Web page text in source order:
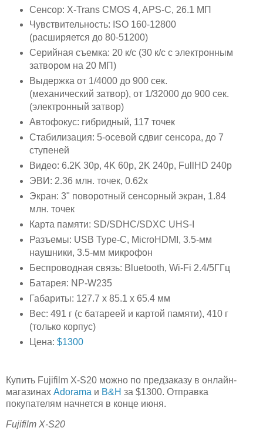
Сенсор: X-Trans CMOS 4, APS-C, 26.1 МП
Чувствительность: ISO 160-12800
(расширяется до 80-51200)
Серийная съемка: 20 к/с (30 к/с с электронным
затвором на 20 МП)
Выдержка от 1/4000 до 900 сек.
(механический затвор), от 1/32000 до 900 сек.
(электронный затвор)
Автофокус: гибридный, 117 точек
Стабилизация: 5-осевой сдвиг сенсора, до 7
ступеней
Видео: 6.2K 30p, 4K 60p, 2K 240p, FullHD 240p
ЭВИ: 2.36 млн. точек, 0.62x
Экран: 3" поворотный сенсорный экран, 1.84
млн. точек
Карта памяти: SD/SDHC/SDXC UHS-I
Разъемы: USB Type-C, MicroHDMI, 3.5-мм
наушники, 3.5-мм микрофон
Беспроводная связь: Bluetooth, Wi-Fi 2.4/5ГГц
Батарея: NP-W235
Габариты: 127.7 x 85.1 x 65.4 мм
Вес: 491 г (с батареей и картой памяти), 410 г
(только корпус)
Цена: $1300
Купить Fujifilm X-S20 можно по предзаказу в онлайн-
магазинах Adorama и B&H за $1300. Отправка
покупателям начнется в конце июня.
Fujifilm X-S20